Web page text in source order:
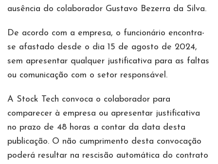
ausência do colaborador Gustavo Bezerra da Silva.
De acordo com a empresa, o funcionário encontra-
se afastado desde o dia 15 de agosto de 2024,
sem apresentar qualquer justificativa para as faltas
ou comunicação com o setor responsável.
A Stock Tech convoca o colaborador para
comparecer à empresa ou apresentar justificativa
no prazo de 48 horas a contar da data desta
publicação. O não cumprimento desta convocação
poderá resultar na rescisão automática do contrato